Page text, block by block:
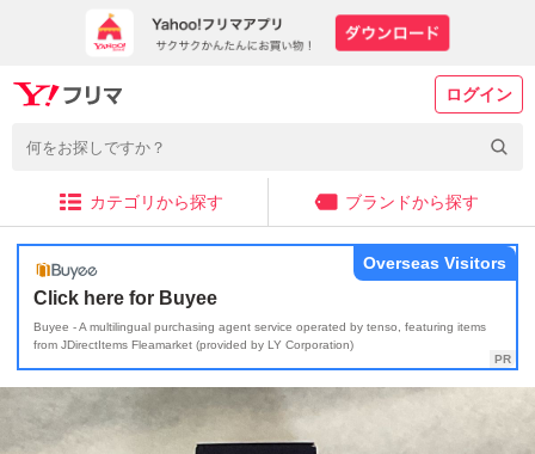
ログイン
カテゴリから探す ブランドから探す
Click here for Buyee
Buyee - A multilingual purchasing agent service operated by tenso, featuring items
from JDirectItems Fleamarket (provided by LY Corporation)
Overseas Visitors